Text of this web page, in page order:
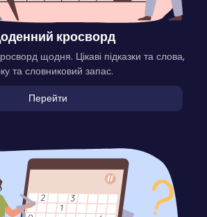
кросворд
щодня. Цікаві підказки та слова,
та словниковий запас.
Перейти